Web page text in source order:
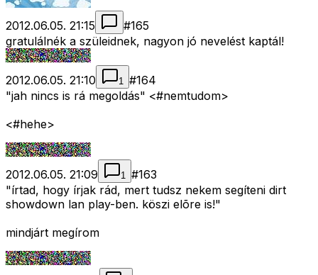
2012.06.05. 21:15 #165
gratulálnék a szüleidnek, nagyon jó nevelést kaptál!
2012.06.05. 21:10 1 #164
"jah nincs is rá megoldás" <#nemtudom>
<#hehe>
2012.06.05. 21:09 1 #163
"írtad, hogy írjak rád, mert tudsz nekem segíteni dirt
showdown lan play-ben. köszi elõre is!"
mindjárt megírom